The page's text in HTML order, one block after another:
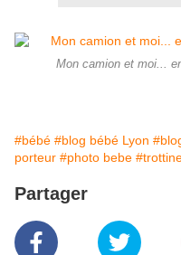
Mon camion et moi...
#bébé #blog bébé Lyon
porteur #photo bebe
Partager